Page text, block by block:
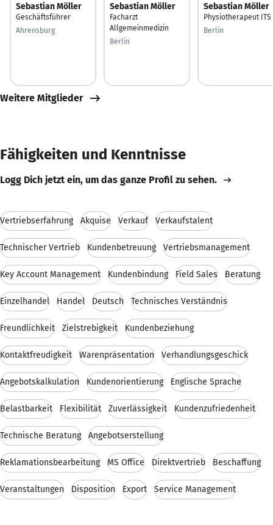
Sebastian Möller
Geschäftsführer
Ahrensburg
Sebastian Möller
Facharzt
Allgemeinmedizin
Berlin
Sebastian Möller
Physiotherapeut ITS
Berlin
Weitere Mitglieder
Fähigkeiten und Kenntnisse
Logg Dich jetzt ein, um das ganze Profil zu sehen.
Vertriebserfahrung Akquise Verkauf Verkaufstalent
Technischer Vertrieb Kundenbetreuung Vertriebsmanagement
Key Account Management Kundenbindung Field Sales Beratung
Einzelhandel Handel Deutsch Technisches Verständnis
Freundlichkeit Zielstrebigkeit Kundenbeziehung
Kontaktfreudigkeit Warenpräsentation Verhandlungsgeschick
Angebotskalkulation Kundenorientierung Englische Sprache
Belastbarkeit Flexibilität Zuverlässigkeit Kundenzufriedenheit
Technische Beratung Angebotserstellung
Reklamationsbearbeitung MS Office Direktvertrieb Beschaffung
Veranstaltungen Disposition Export Service Management